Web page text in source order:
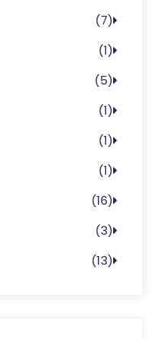
(7)
(1)
(5)
(1)
(1)
(1)
(16)
(3)
(13)